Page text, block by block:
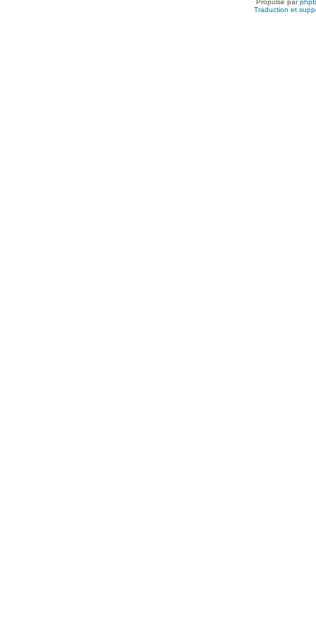
Propulsé par
Traduction et